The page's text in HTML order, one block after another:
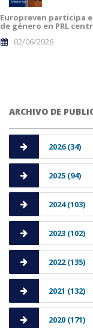
Europreven participa
de género en PRL
02/06/2026
ARCHIVO DE
2026 (34)
2025 (94)
2024 (103)
2023 (102)
2022 (135)
2021 (132)
2020 (171)